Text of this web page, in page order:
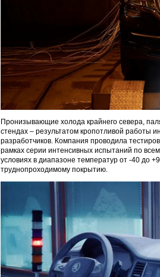
Пронизывающие холода крайнего севера,
стендах – результатом кропотливой работы
разработчиков. Компания проводила
рамках серии интенсивных испытаний по
условиях в диапазоне температур от -40 до
труднопроходимому покрытию.